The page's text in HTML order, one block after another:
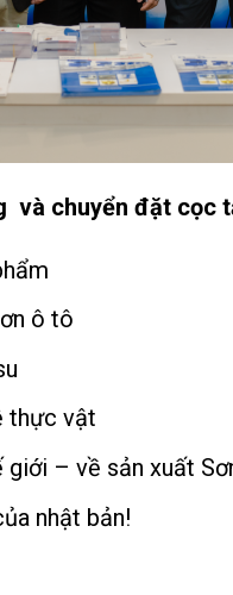
và chuyển đặt cọc
ô tô
thực vật
– về sản xuất
nhật bản!